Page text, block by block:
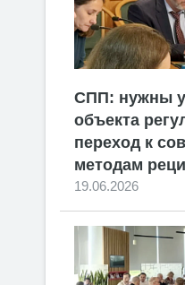
СПП: нужны
объекта
переход к
методам
19.06.2026